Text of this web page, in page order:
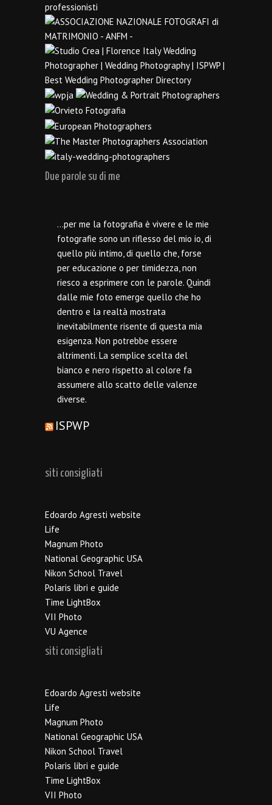
Due parole su di me
…per me la fotografia è vivere e le mie
fotografie sono un riflesso del mio io, di
quello più intimo, di quello che, forse
per educazione o per timidezza, non
riesco a esprimere con le parole. Quindi
dalle mie foto emerge quello che ho
dentro e la realtà mostrata
inevitabilmente risente di questa mia
esigenza. Non potrebbe essere
altrimenti. La semplice scelta del
bianco e nero rispetto al colore fa
assumere allo scatto delle valenze
diverse.
ISPWP
siti consigliati
Edoardo Agresti website
Life
Magnum Photo
National Geographic USA
Nikon School Travel
Polaris libri e guide
Time LightBox
VII Photo
VU Agence
siti consigliati
Edoardo Agresti website
Life
Magnum Photo
National Geographic USA
Nikon School Travel
Polaris libri e guide
Time LightBox
VII Photo